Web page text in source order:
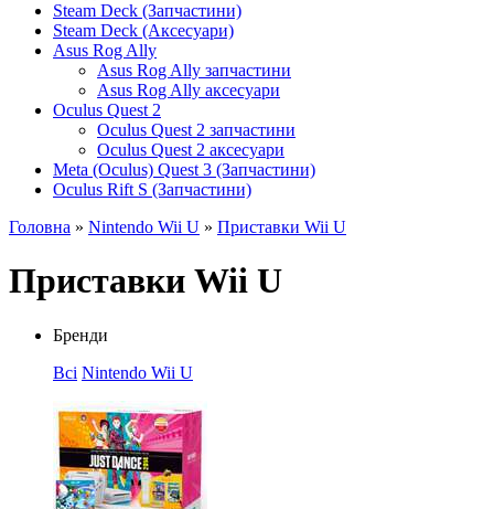
Steam Deck (Запчастини)
Steam Deck (Аксесуари)
Asus Rog Ally
Asus Rog Ally запчастини
Asus Rog Ally аксесуари
Oculus Quest 2
Oculus Quest 2 запчастини
Oculus Quest 2 аксесуари
Meta (Oculus) Quest 3 (Запчастини)
Oculus Rift S (Запчастини)
Головна » Nintendo Wii U » Приставки Wii U
Приставки Wii U
Бренди
Всі Nintendo Wii U